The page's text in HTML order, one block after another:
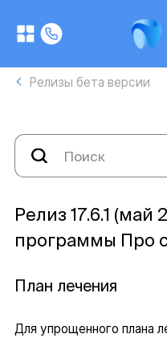
Релизы бета версии
Релиз 17.6.1 (май
программы Про с
План лечения
Для упрощенного плана